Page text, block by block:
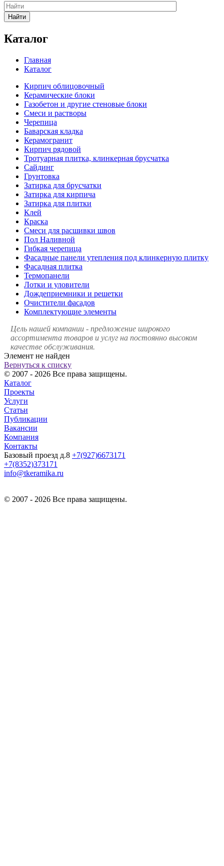
Найти
Каталог
Главная
Каталог
Кирпич облицовочный
Керамические блоки
Газобетон и другие стеновые блоки
Смеси и растворы
Черепица
Баварская кладка
Керамогранит
Кирпич рядовой
Тротуарная плитка, клинкерная брусчатка
Сайдинг
Грунтовка
Затирка для брусчатки
Затирка для кирпича
Затирка для плитки
Клей
Краска
Смеси для расшивки швов
Пол Наливной
Гибкая черепица
Фасадные панели утепления под клинкерную плитку
Фасадная плитка
Термопанели
Лотки и уловители
Дождеприемники и решетки
Очистители фасадов
Комплектующие элементы
Цель нашей компании - предложение широкого
ассортимента товаров и услуг на постоянно высоком
качестве обслуживания.
Элемент не найден
Вернуться к списку
© 2007 - 2026 Все права защищены.
Каталог
Проекты
Услуги
Статьи
Публикации
Вакансии
Компания
Контакты
Базовый проезд д.8 +7(927)6673171
+7(8352)373171
info@tkeramika.ru
© 2007 - 2026 Все права защищены.